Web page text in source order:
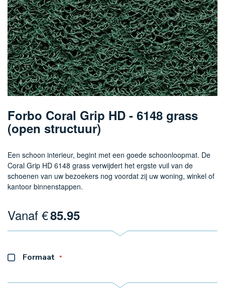
naar
het
begin
de
afbeeldingen-
gallerij
Forbo Coral Grip HD - 6148 grass
(open structuur)
Een schoon interieur, begint met een goede schoonloopmat. De
Coral Grip HD 6148 grass verwijdert het ergste vuil van de
schoenen van uw bezoekers nog voordat zij uw woning, winkel of
kantoor binnenstappen.
Vanaf €85.95
Formaat